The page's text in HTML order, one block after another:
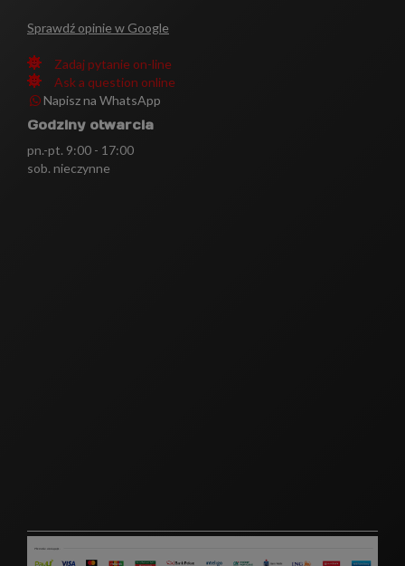
Sprawdź opinie w Google
Zadaj pytanie on-line
Ask a question online
Napisz na WhatsApp
Godziny otwarcia
pn.-pt. 9:00 - 17:00
sob. nieczynne